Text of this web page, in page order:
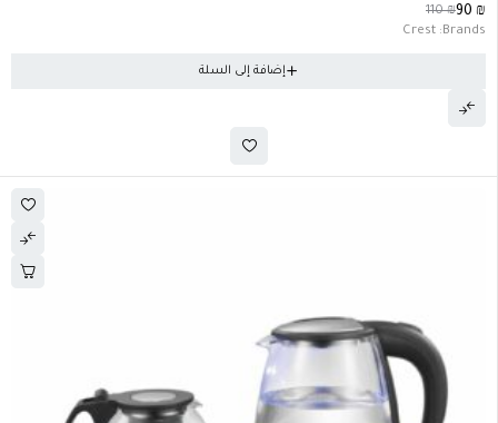
110₪90
Brands:
Crest
إضافة إلى السلة